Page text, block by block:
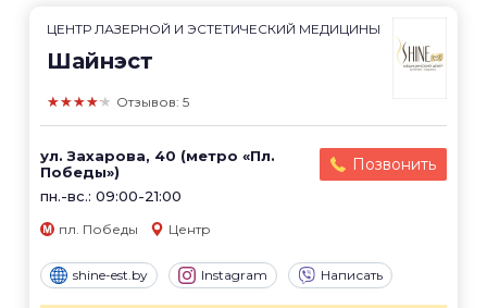
ЦЕНТР ЛАЗЕРНОЙ И ЭСТЕТИЧЕСКИЙ МЕДИЦИНЫ
Шайнэст
★★★★★ Отзывов: 5
ул. Захарова, 40 (метро «Пл.
Победы»)
пн.-вс.: 09:00-21:00
Позвонить
пл. Победы Центр
shine-est.by Instagram Написать